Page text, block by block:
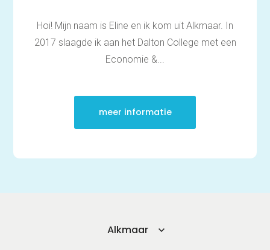
Hoi! Mijn naam is Eline en ik kom uit Alkmaar. In
2017 slaagde ik aan het Dalton College met een
Economie &...
meer informatie
Alkmaar